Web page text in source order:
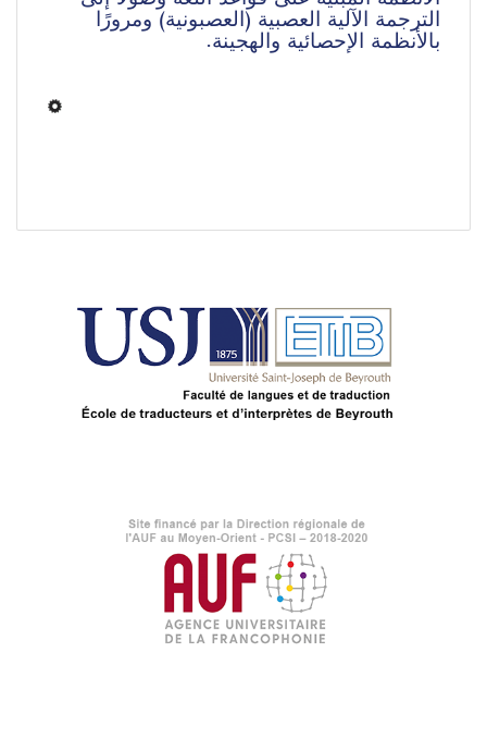
الترجمة الآلية العصبية (العصبونية) ومرورًا
بالأنظمة الإحصائية والهجينة.